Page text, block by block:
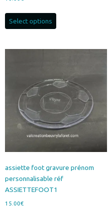
Select options
assiette foot gravure prénom
personnalisable réf
ASSIETTEFOOT1
15.00€